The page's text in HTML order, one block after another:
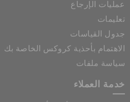
عمليات الإرجاع
تعليمات
جدول القياسات
الاهتمام بأحذية كروكس الخاصة بك
سياسة ملفات
خدمة العملاء